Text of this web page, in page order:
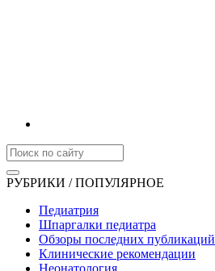
РУБРИКИ / ПОПУЛЯРНОЕ
Педиатрия
Шпаргалки педиатра
Обзоры последних публикаций
Клинические рекомендации
Неонатология